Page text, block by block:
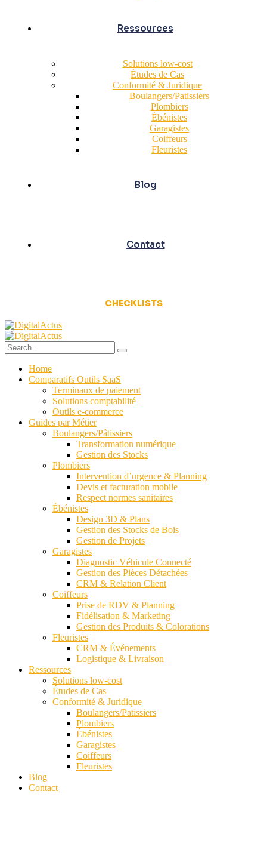
Ressources
Solutions low-cost
Études de Cas
Conformité & Juridique
Boulangers/Patissiers
Plombiers
Ébénistes
Garagistes
Coiffeurs
Fleuristes
Blog
Contact
CHECKLISTS
Home
Comparatifs Outils SaaS
Terminaux de paiement
Solutions comptabilité
Outils e-commerce
Guides par Métier
Boulangers/Pâtissiers
Transformation numérique
Gestion des Stocks
Plombiers
Intervention d’urgence & Planning
Devis et facturation mobile
Respect normes sanitaires
Ébénistes
Design 3D & Plans
Gestion des Stocks de Bois
Gestion de Projets
Garagistes
Diagnostic Véhicule Connecté
Gestion des Pièces Détachées
CRM & Relation Client
Coiffeurs
Prise de RDV & Planning
Fidélisation & Marketing
Gestion des Produits & Colorations
Fleuristes
CRM & Événements
Logistique & Livraison
Ressources
Solutions low-cost
Études de Cas
Conformité & Juridique
Boulangers/Patissiers
Plombiers
Ébénistes
Garagistes
Coiffeurs
Fleuristes
Blog
Contact